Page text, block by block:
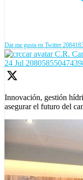
Dar me gusta en Twitter
C.R.
24 Jul
Innovación, gestión
asegurar el futuro del